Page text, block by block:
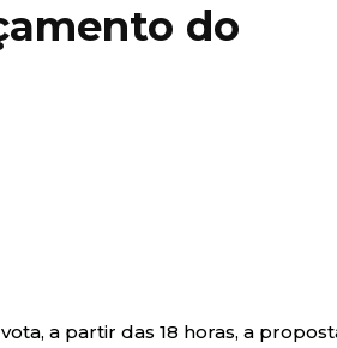
do
a partir das 18 horas, a